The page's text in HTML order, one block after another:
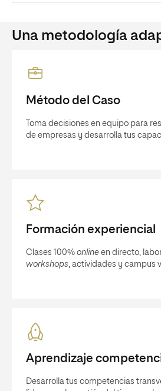
Una metodología
Método del Caso
Toma decisiones en equipo para
de empresas y desarrolla tus
Formación experiencial
Clases 100% online en directo,
workshops, actividades y campus
Aprendizaje
Desarrolla tus competencias